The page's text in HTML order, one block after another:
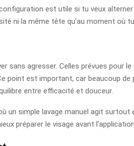
est utile si tu veux
ni la même tête qu’au moment où
agresser. Celles prévues pour
point est important, car beaucoup
entre efficacité et douceur.
un simple lavage manuel agit
préparer le visage avant